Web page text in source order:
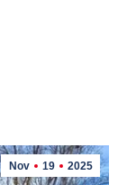
Nov 19 2025